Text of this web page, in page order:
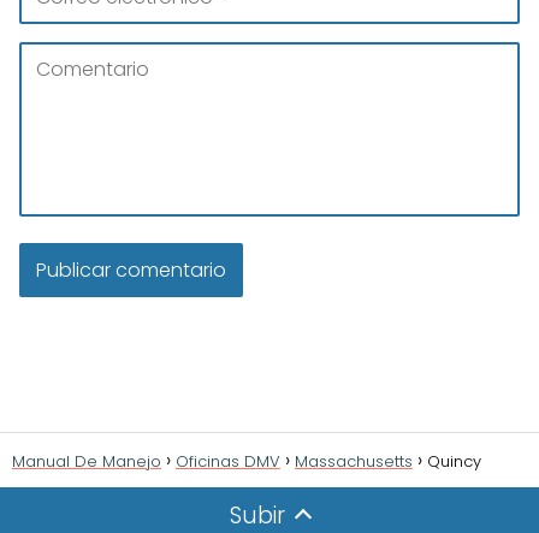
Manual De Manejo Oficinas DMV Massachusetts Quincy
Subir